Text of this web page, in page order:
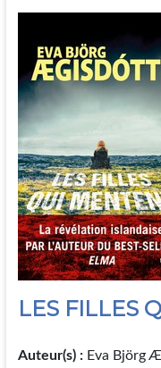
LES FILLES
Auteur(s) :Eva Björg